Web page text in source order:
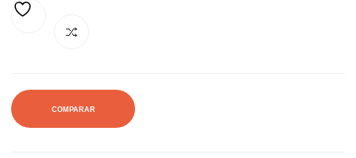
COMPARAR